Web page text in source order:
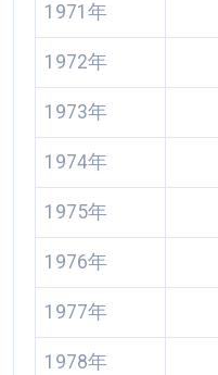
1971年
1972年
1973年
1974年
1975年
1976年
1977年
1978年